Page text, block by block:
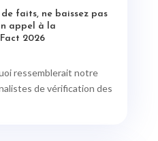
faits, ne baissez pas
appel à la
2026
ressemblerait notre
de vérification des